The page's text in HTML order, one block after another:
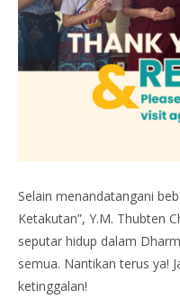
Selain menandatangani
Ketakutan”, Y.M. Thubten
seputar hidup dalam
semua. Nantikan terus ya!
ketinggalan!